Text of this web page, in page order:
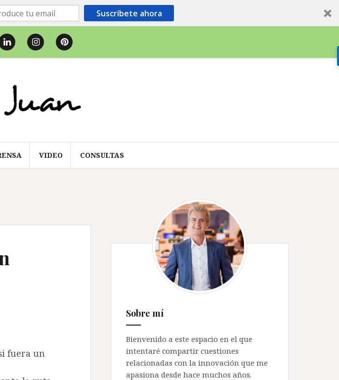
Suscríbete ahora
LinkedInInstagramPinterest
VIDEO CONSULTAS
fuera un
Sobre mí
Bienvenido a este espacio en el que
intentaré compartir cuestiones
relacionadas con la innovación que me
apasiona desde hace muchos años.